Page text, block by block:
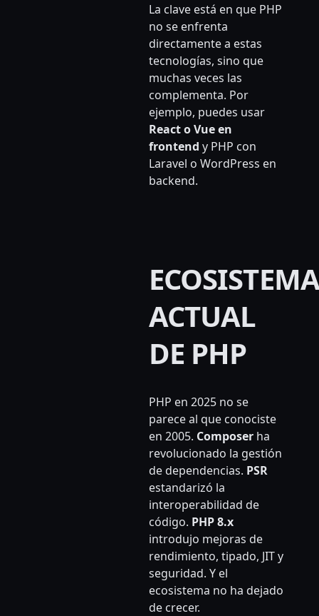
La clave está en que PHP
no se enfrenta
directamente a estas
tecnologías, sino que
muchas veces las
complementa. Por
ejemplo, puedes usar
React o Vue en
frontend y PHP con
Laravel o WordPress en
backend.
ECOSISTEMA
ACTUAL
DE PHP
PHP en 2025 no se
parece al que conociste
en 2005. Composerha
revolucionado la gestión
de dependencias. PSR
estandarizó la
interoperabilidad de
código. PHP 8.x
introdujo mejoras de
rendimiento, tipado, JIT y
seguridad. Y el
ecosistema no ha dejado
de crecer.